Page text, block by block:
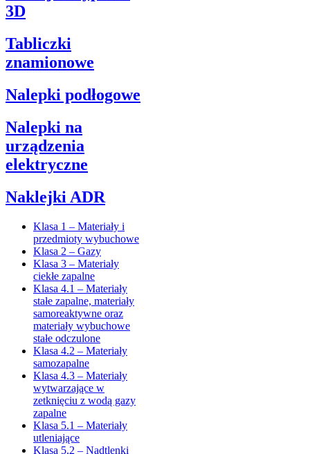
3D
Tabliczki
znamionowe
Nalepki podłogowe
Nalepki na
urządzenia
elektryczne
Naklejki ADR
Klasa 1 – Materiały i
przedmioty wybuchowe
Klasa 2 – Gazy
Klasa 3 – Materiały
ciekłe zapalne
Klasa 4.1 – Materiały
stałe zapalne, materiały
samoreaktywne oraz
materiały wybuchowe
stałe odczulone
Klasa 4.2 – Materiały
samozapalne
Klasa 4.3 – Materiały
wytwarzające w
zetknięciu z wodą gazy
zapalne
Klasa 5.1 – Materiały
utleniające
Klasa 5.2 – Nadtlenki